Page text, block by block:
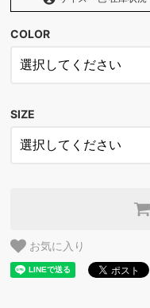
COLOR
SIZE
お気に入り